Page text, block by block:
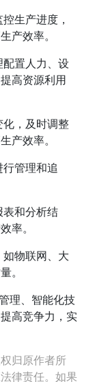
生产进度，
产效率。
置人力、设
高资源利用
，及时调整
产效率。
管理和追
和分析结
率。
物联网、大
。
理、智能化技
高竞争力，实
归原作者所
律责任。如果